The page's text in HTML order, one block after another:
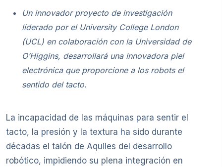
Un innovador proyecto de investigación
liderado por el University College London
(UCL) en colaboración con la Universidad de
O’Higgins, desarrollará una innovadora piel
electrónica que proporcione a los robots el
sentido del tacto.
La incapacidad de las máquinas para sentir el
tacto, la presión y la textura ha sido durante
décadas el talón de Aquiles del desarrollo
robótico, impidiendo su plena integración en